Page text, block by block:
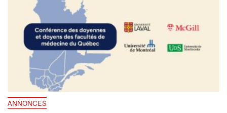
ANNONCES